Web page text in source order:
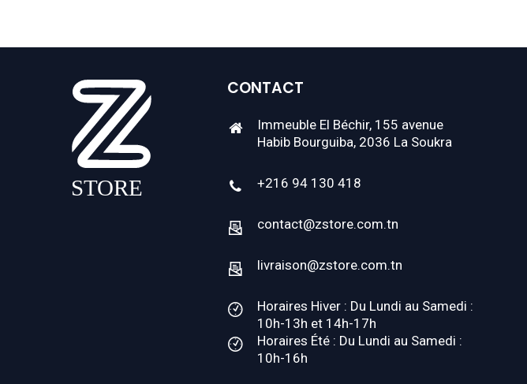
CONTACT
Immeuble El Béchir, 155 avenue
Habib Bourguiba, 2036 La Soukra
+216 94 130 418
contact@zstore.com.tn
livraison@zstore.com.tn
Horaires Hiver : Du Lundi au Samedi :
10h-13h et 14h-17h
Horaires Été : Du Lundi au Samedi :
10h-16h